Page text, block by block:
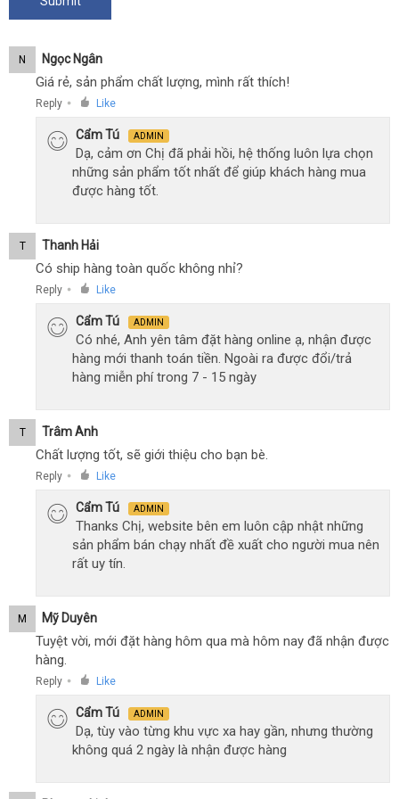
N Ngọc Ngân
Giá rẻ, sản phẩm chất lượng, mình rất thích!
Reply ● Like
Cẩm Tú ADMIN
Dạ, cảm ơn Chị đã phải hồi, hệ thống luôn lựa chọn
những sản phẩm tốt nhất để giúp khách hàng mua
được hàng tốt.
T Thanh Hải
Có ship hàng toàn quốc không nhỉ?
Reply ● Like
Cẩm Tú ADMIN
Có nhé, Anh yên tâm đặt hàng online ạ, nhận được
hàng mới thanh toán tiền. Ngoài ra được đổi/trả
hàng miễn phí trong 7 - 15 ngày
T Trâm Anh
Chất lượng tốt, sẽ giới thiệu cho bạn bè.
Reply ● Like
Cẩm Tú ADMIN
Thanks Chị, website bên em luôn cập nhật những
sản phẩm bán chạy nhất đề xuất cho người mua nên
rất uy tín.
M Mỹ Duyên
Tuyệt vời, mới đặt hàng hôm qua mà hôm nay đã nhận được
hàng.
Reply ● Like
Cẩm Tú ADMIN
Dạ, tùy vào từng khu vực xa hay gần, nhưng thường
không quá 2 ngày là nhận được hàng